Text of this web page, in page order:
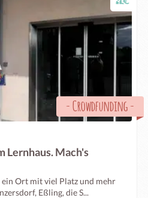
-Crowdfunding-
Lernhaus. Mach's
Ort mit viel Platz und mehr
Eßling, die S...